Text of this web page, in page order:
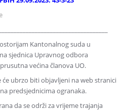
Kantonalnog suda u
sjednica Upravnog odbora
većina članova UO.
će ubrzo biti objavljeni na web stranici
predsjednicima ogranaka.
da se održi za vrijeme trajanja